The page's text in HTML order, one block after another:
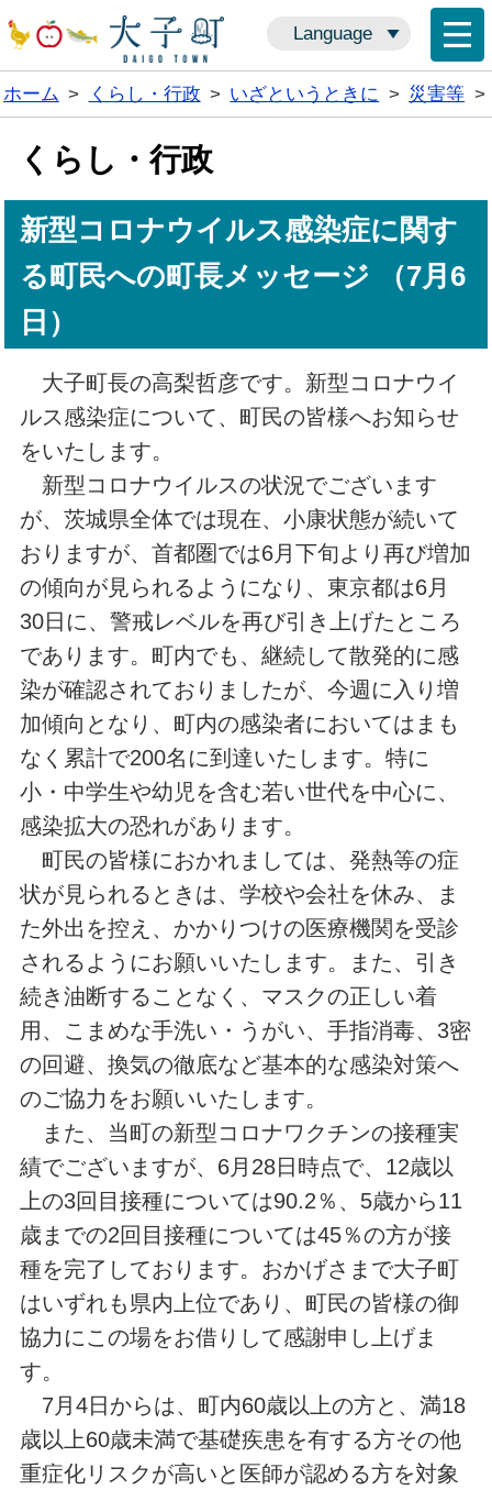
Language
ホーム > くらし・行政 > いざというときに > 災害等 >
くらし・行政
新型コロナウイルス感染症に関す
る町民への町長メッセージ （7月6
日）
大子町長の高梨哲彦です。新型コロナウイ
ルス感染症について、町民の皆様へお知らせ
をいたします。
新型コロナウイルスの状況でございます
が、茨城県全体では現在、小康状態が続いて
おりますが、首都圏では6月下旬より再び増加
の傾向が見られるようになり、東京都は6月
30日に、警戒レベルを再び引き上げたところ
であります。町内でも、継続して散発的に感
染が確認されておりましたが、今週に入り増
加傾向となり、町内の感染者においてはまも
なく累計で200名に到達いたします。特に
小・中学生や幼児を含む若い世代を中心に、
感染拡大の恐れがあります。
町民の皆様におかれましては、発熱等の症
状が見られるときは、学校や会社を休み、ま
た外出を控え、かかりつけの医療機関を受診
されるようにお願いいたします。また、引き
続き油断することなく、マスクの正しい着
用、こまめな手洗い・うがい、手指消毒、3密
の回避、換気の徹底など基本的な感染対策へ
のご協力をお願いいたします。
また、当町の新型コロナワクチンの接種実
績でございますが、6月28日時点で、12歳以
上の3回目接種については90.2％、5歳から11
歳までの2回目接種については45％の方が接
種を完了しております。おかげさまで大子町
はいずれも県内上位であり、町民の皆様の御
協力にこの場をお借りして感謝申し上げま
す。
7月4日からは、町内60歳以上の方と、満18
歳以上60歳未満で基礎疾患を有する方その他
重症化リスクが高いと医師が認める方を対象